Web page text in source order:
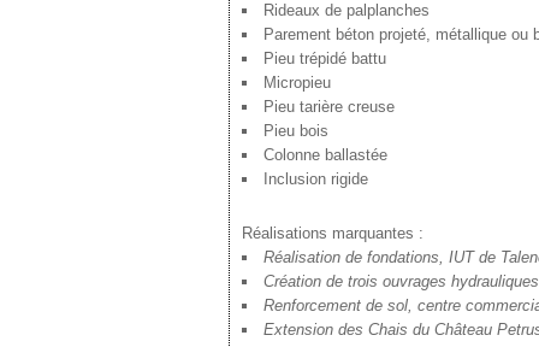
Rideaux de palplanches
Parement béton projeté, métallique ou
Pieu trépidé battu
Micropieu
Pieu tarière creuse
Pieu bois
Colonne ballastée
Inclusion rigide
Réalisations marquantes :
Réalisation de fondations, IUT de
Création de trois ouvrages
Renforcement de sol, centre
Extension des Chais du Château